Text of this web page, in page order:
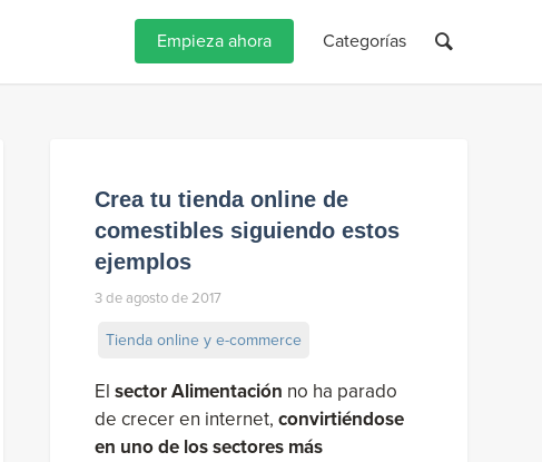
Empieza ahora Categorías
Crea tu tienda online de
comestibles siguiendo estos
ejemplos
3 de agosto de 2017
Tienda online y e-commerce
El sector Alimentación no ha parado
de crecer en internet, convirtiéndose
en uno de los sectores más